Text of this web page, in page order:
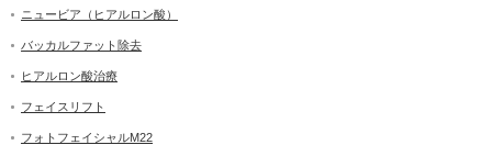
ニュービア（ヒアルロン酸）
バッカルファット除去
ヒアルロン酸治療
フェイスリフト
フォトフェイシャルM22